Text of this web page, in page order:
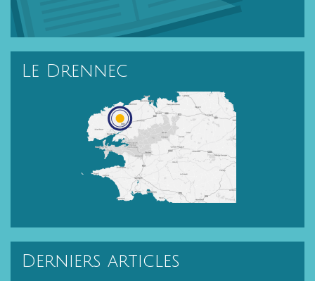
Le Drennec
Localisation du Drennec
Derniers articles